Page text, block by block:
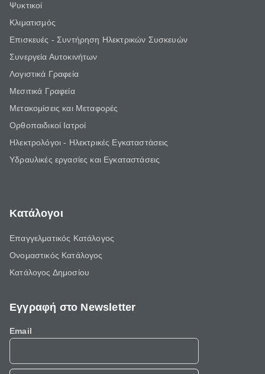
Ψυκτικοί
Κλιματισμός
Επισκευές - Συντήρηση Ηλεκτρικών Συσκευών
Συνεργεία Αυτοκινήτων
Λογιστικά Γραφεία
Μεσιτικά Γραφεία
Μετακομίσεις και Μεταφορές
Ορθοπαιδικοί Ιατροί
Ηλεκτρολόγοι - Ηλεκτρικές Εγκαταστάσεις
Υδραυλικές εργασίες και Εγκαταστάσεις
Κατάλογοι
Επαγγελματικός Κατάλογος
Ονομαστικός Κατάλογος
Κατάλογος Δημοσίου
Εγγραφή στο Newsletter
Email